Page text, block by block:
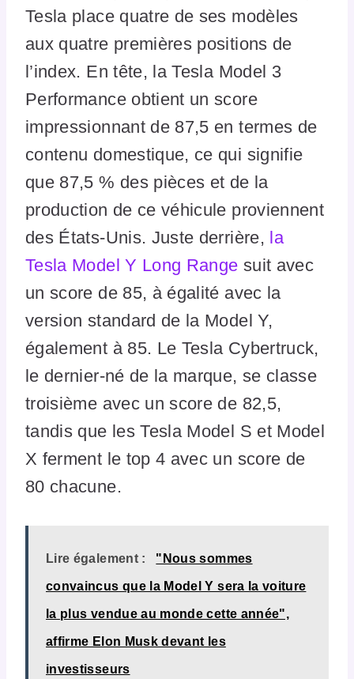
Tesla place quatre de ses modèles
aux quatre premières positions de
l’index. En tête, la Tesla Model 3
Performance obtient un score
impressionnant de 87,5 en termes de
contenu domestique, ce qui signifie
que 87,5 % des pièces et de la
production de ce véhicule proviennent
des États-Unis. Juste derrière, la
Tesla Model Y Long Range suit avec
un score de 85, à égalité avec la
version standard de la Model Y,
également à 85. Le Tesla Cybertruck,
le dernier-né de la marque, se classe
troisième avec un score de 82,5,
tandis que les Tesla Model S et Model
X ferment le top 4 avec un score de
80 chacune.
Lire également : "Nous sommes
convaincus que la Model Y sera la voiture
la plus vendue au monde cette année",
affirme Elon Musk devant les
investisseurs